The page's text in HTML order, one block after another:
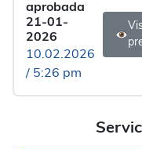
aprobada
21-01-
2026
10.02.2026
/ 5:26 pm